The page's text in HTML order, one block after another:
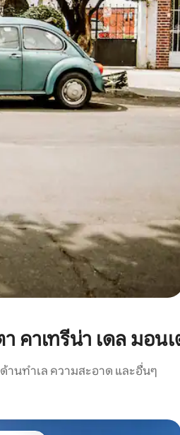
าเทรีน่า เดล มอน
านทำเล ความสะอาด และอื่นๆ